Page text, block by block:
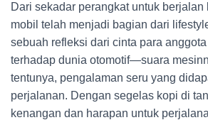
Dari sekadar perangkat untuk berjalan
mobil telah menjadi bagian dari
sebuah refleksi dari cinta para
terhadap dunia otomotif—suara
tentunya, pengalaman seru yang
perjalanan. Dengan segelas kopi di
kenangan dan harapan untuk